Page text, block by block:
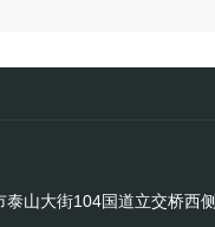
山大街104国道立交桥西侧